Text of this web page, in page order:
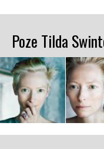
Poze Tilda